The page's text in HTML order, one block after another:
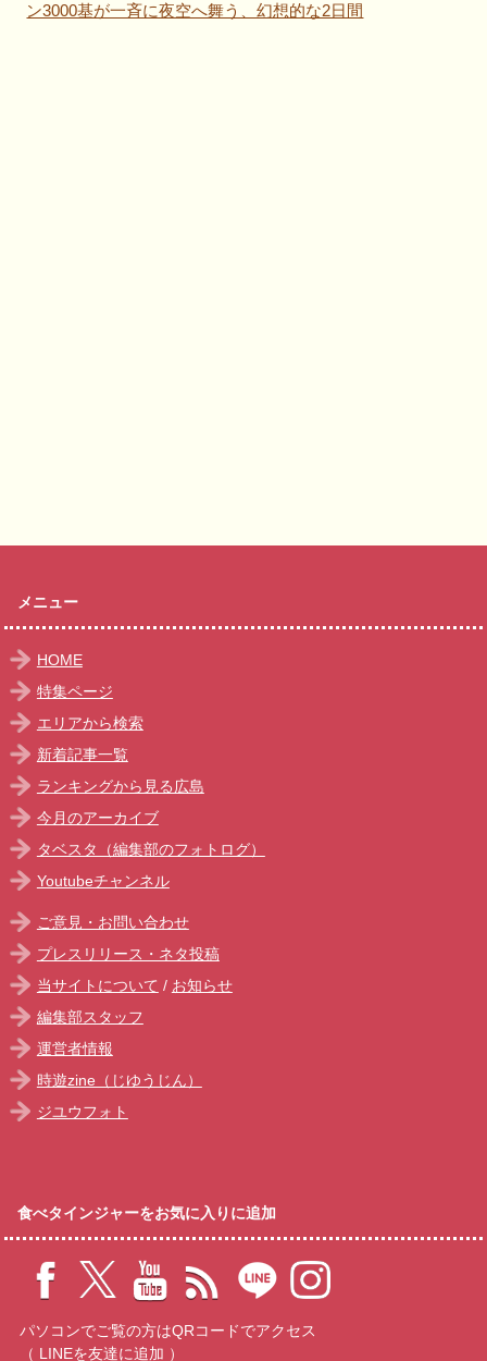
ン3000基が一斉に夜空へ舞う、幻想的な2日間
メニュー
HOME
特集ページ
エリアから検索
新着記事一覧
ランキングから見る広島
今月のアーカイブ
タベスタ（編集部のフォトログ）
Youtubeチャンネル
ご意見・お問い合わせ
プレスリリース・ネタ投稿
当サイトについて / お知らせ
編集部スタッフ
運営者情報
時遊zine（じゆうじん）
ジユウフォト
食べタインジャーをお気に入りに追加
パソコンでご覧の方はQRコードでアクセス
（ LINEを友達に追加 ）